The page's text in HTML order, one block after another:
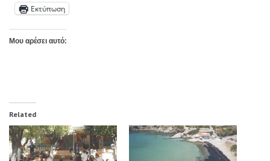
Εκτύπωση
Μου αρέσει αυτό:
Related